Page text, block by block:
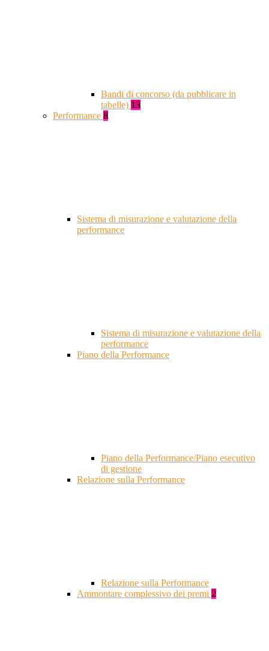
Bandi di concorso (da pubblicare in
tabelle) 13
Performance 8
Sistema di misurazione e valutazione della
performance
Sistema di misurazione e valutazione della
performance
Piano della Performance
Piano della Performance/Piano esecutivo
di gestione
Relazione sulla Performance
Relazione sulla Performance
Ammontare complessivo dei premi 2